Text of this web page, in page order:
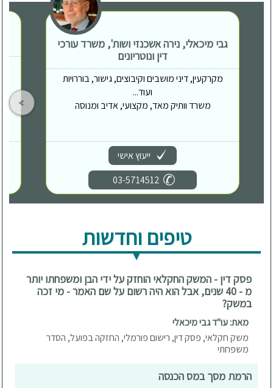
גבי מיכאלי, נירה אשכנזי ושות', משרד עורכי
דין ונוטריונים
מקרקעין, דיני מושבים וקיבוצים, גישור, בוררויות
ועוד...
משרד וותיק מאד, מקצועי, אדיב ומנוסה
ייעוץ אישי
03-5714512
טיפים וחדשות
פסק דין - המשק החקלאי הוחזק על ידי הבן ומשפחתו יותר
מ - 40 שנים, אבל הוא היה רשום על שם האמר - מי זכה
במשק?
מאת: עו"ד גבי מיכאלי
משק חקלאי, פסק דין, רישום פורמלי, החזקה בפועל, הסדר
משפחתי
הרמת מסך במס הכנסה